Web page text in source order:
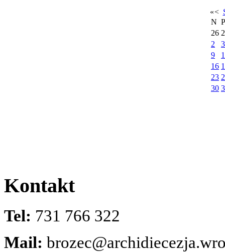
«<
N P
26
2
3
9
16
23
30
Kontakt
Tel: 731 766 322
Mail: